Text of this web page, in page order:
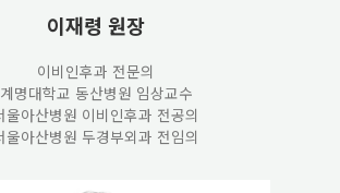
이재령 원장
이비인후과 전문의
계명대학교 동산병원 임상교수
울아산병원 이비인후과 전공의
울아산병원 두경부외과 전임의